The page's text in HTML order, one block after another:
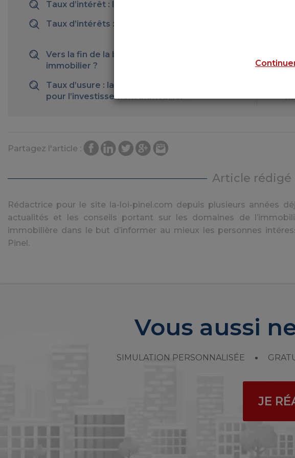
Taux d’intérêt : les 1,5% ont été atteint
Taux d’intérêts : les meilleures régions
Vers la fin de la baisse des taux de crédit
immobilier ?
Taux d’usure : la mensualisation, une aubaine
pour l’investissement immobilier ?
Partagez l'article :
Article
Rédactrice pour le site la-loi-pinel.com depuis plusieurs années
actualités et les conseils portant sur les domaines de
immobilière dans le but d’informer au mieux les personnes
Pinel.
Vous aussi
SIMULATION PERSONNALISÉE
JE